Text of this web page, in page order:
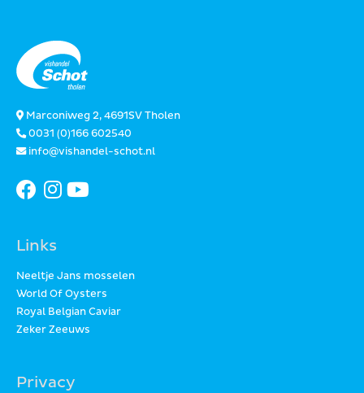
Marconiweg 2, 4691SV Tholen
0031 (0)166 602540
info@vishandel-schot.nl
Links
Neeltje Jans mosselen
World Of Oysters
Royal Belgian Caviar
Zeker Zeeuws
Privacy